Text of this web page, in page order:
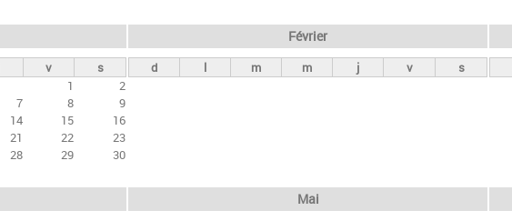
v
s
1
2
7 8
9
14 15
16
21 22
23
28 29
30
Février
d l m m j v s
Mai